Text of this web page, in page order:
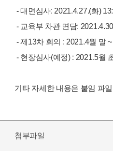
- 대면심사: 2021.4.27.(화)
- 교육부 차관 면담:
- 제13차 회의 : 2021.4월 말
- 현장심사(예정) : 2021.5월
기타 자세한 내용은 붙임 파
첨부파일